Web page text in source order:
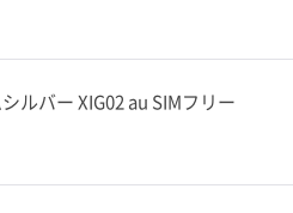
ルバー XIG02 au SIMフリー